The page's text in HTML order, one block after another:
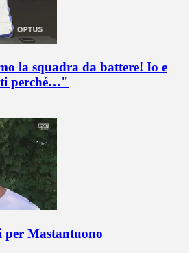
la squadra da battere! Io e
perché…"
per Mastantuono